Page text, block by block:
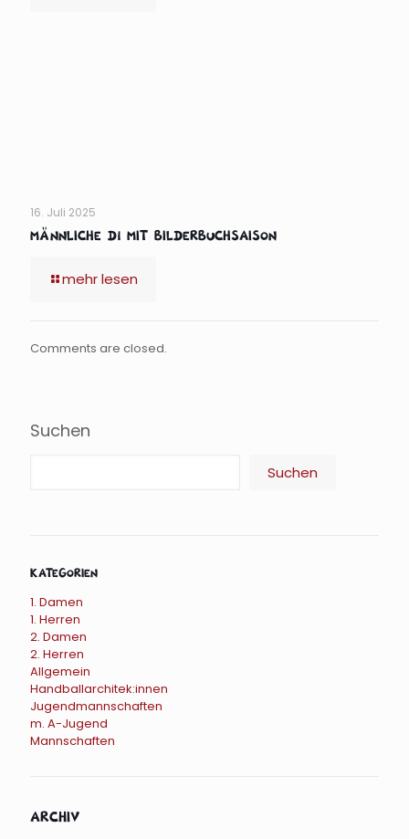
16. Juli 2025
männliche D1 mit Bilderbuchsaison
mehr lesen
Comments are closed.
Suchen
Suchen
Kategorien
1. Damen
1. Herren
2. Damen
2. Herren
Allgemein
Handballarchitek:innen
Jugendmannschaften
m. A-Jugend
Mannschaften
Archiv